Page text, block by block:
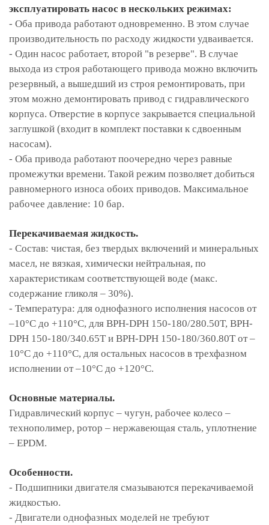
эксплуатировать насос в нескольких режимах:
- Оба привода работают одновременно. В этом случае
производительность по расходу жидкости удваивается.
- Один насос работает, второй "в резерве". В случае
выхода из строя работающего привода можно включить
резервный, а вышедший из строя ремонтировать, при
этом можно демонтировать привод с гидравлического
корпуса. Отверстие в корпусе закрывается специальной
заглушкой (входит в комплект поставки к сдвоенным
насосам).
- Оба привода работают поочередно через равные
промежутки времени. Такой режим позволяет добиться
равномерного износа обоих приводов. Максимальное
рабочее давление: 10 бар.
Перекачиваемая жидкость.
- Состав: чистая, без твердых включений и минеральных
масел, не вязкая, химически нейтральная, по
характеристикам соответствующей воде (макс.
содержание гликоля – 30%).
- Температура: для однофазного исполнения насосов от
–10°С до +110°С, для BPH-DPH 150-180/280.50T, BPH-
DPH 150-180/340.65T и BPH-DPH 150-180/360.80T от –
10°С до +110°С, для остальных насосов в трехфазном
исполнении от –10°С до +120°С.
Основные материалы.
Гидравлический корпус – чугун, рабочее колесо –
технополимер, ротор – нержавеющая сталь, уплотнение
– EPDM.
Особенности.
- Подшипники двигателя смазываются перекачиваемой
жидкостью.
- Двигатели однофазных моделей не требуют